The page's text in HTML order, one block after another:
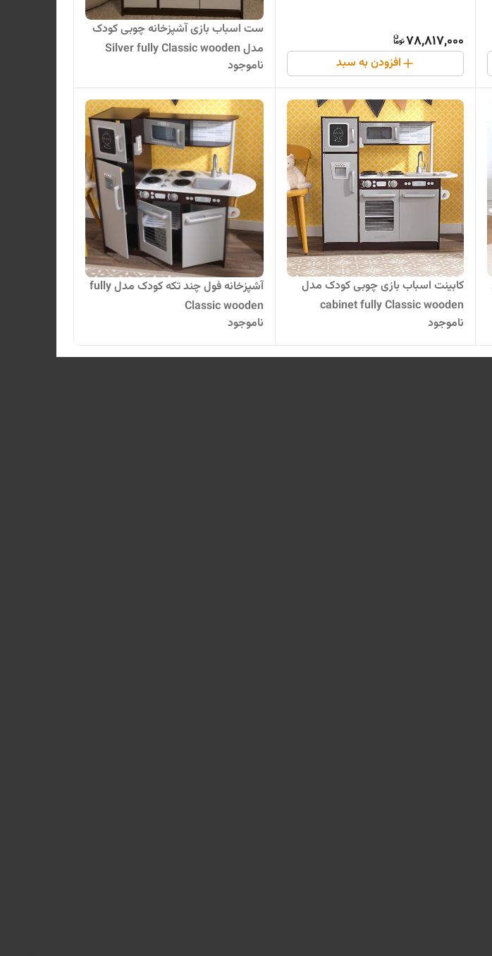
78,817,000
افزودن به سبد
ست اسباب بازی آشپزخانه چوبی کودک
مدل Silver fully Classic wooden
ناموجود
کابینت اسباب بازی چوبی کودک مدل
cabinet fully Classic wooden
ناموجود
آشپزخانه فول چند تکه کودک مدل fully
Classic wooden
ناموجود